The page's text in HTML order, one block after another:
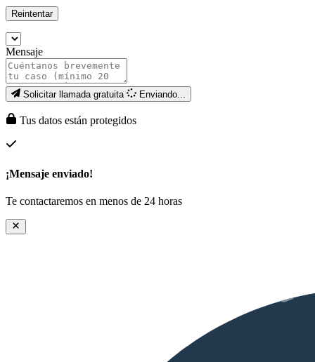
Reintentar
Mensaje
Solicitar llamada gratuita Enviando...
Tus datos están protegidos
¡Mensaje enviado!
Te contactaremos en menos de 24 horas